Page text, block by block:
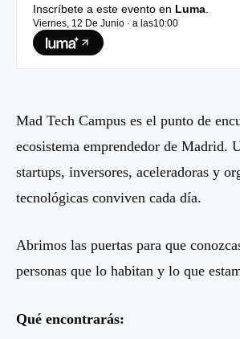
Inscríbete a este evento en Luma
Viernes, 12 De Junio · a las10:00
Mad Tech Campus es el punto de
ecosistema emprendedor de Madrid.
startups, inversores, aceleradoras y
tecnológicas conviven cada día.
Abrimos las puertas para que
personas que lo habitan y lo que
Qué encontrarás: